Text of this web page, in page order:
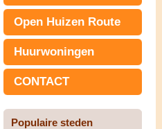
Open Huizen Route
Huurwoningen
CONTACT
Populaire steden